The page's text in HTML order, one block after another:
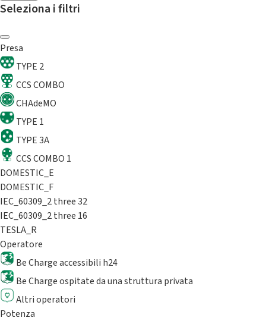
Seleziona i filtri
Presa
TYPE 2
CCS COMBO
CHAdeMO
TYPE 1
TYPE 3A
CCS COMBO 1
DOMESTIC_E
DOMESTIC_F
IEC_60309_2 three 32
IEC_60309_2 three 16
TESLA_R
Operatore
Be Charge accessibili h24
Be Charge ospitate da una struttura privata
Altri operatori
Potenza